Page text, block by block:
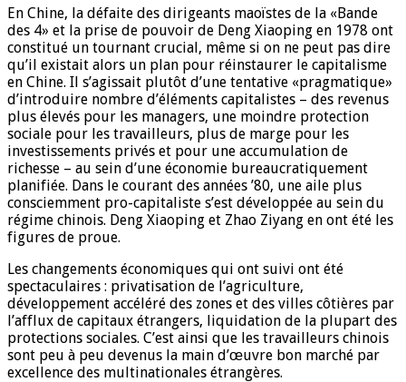
En Chine, la défaite des dirigeants maoïstes de la «Bande
des 4» et la prise de pouvoir de Deng Xiaoping en 1978 ont
constitué un tournant crucial, même si on ne peut pas dire
qu’il existait alors un plan pour réinstaurer le capitalisme
en Chine. Il s’agissait plutôt d’une tentative «pragmatique»
d’introduire nombre d’éléments capitalistes – des revenus
plus élevés pour les managers, une moindre protection
sociale pour les travailleurs, plus de marge pour les
investissements privés et pour une accumulation de
richesse – au sein d’une économie bureaucratiquement
planifiée. Dans le courant des années ’80, une aile plus
consciemment pro-capitaliste s’est développée au sein du
régime chinois. Deng Xiaoping et Zhao Ziyang en ont été les
figures de proue.
Les changements économiques qui ont suivi ont été
spectaculaires : privatisation de l’agriculture,
développement accéléré des zones et des villes côtières par
l’afflux de capitaux étrangers, liquidation de la plupart des
protections sociales. C’est ainsi que les travailleurs chinois
sont peu à peu devenus la main d’œuvre bon marché par
excellence des multinationales étrangères.